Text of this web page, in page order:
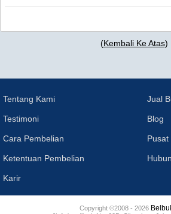
(Kembali Ke Atas)
Tentang Kami
Testimoni
Cara Pembelian
Ketentuan Pembelian
Karir
Jual
Blog
Pusat
Copyright ©2008 - 2026